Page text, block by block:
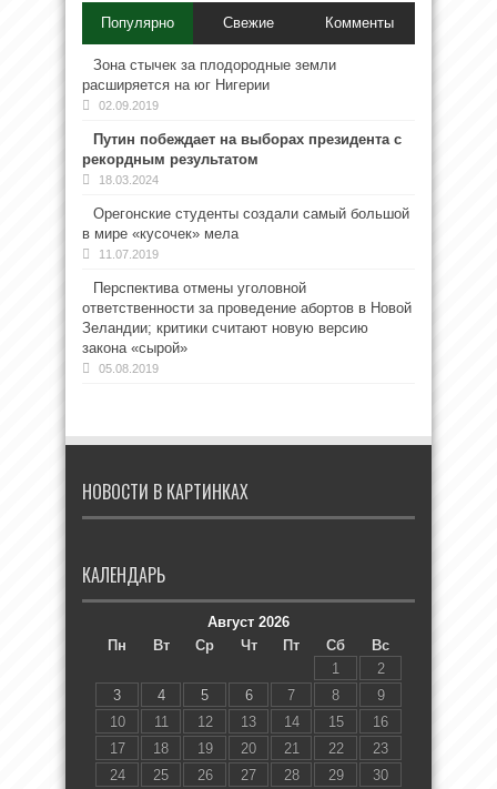
Популярно Свежие Комменты
Зона стычек за плодородные земли
расширяется на юг Нигерии
02.09.2019
Путин побеждает на выборах президента с
рекордным результатом
18.03.2024
Орегонские студенты создали самый большой
в мире «кусочек» мела
11.07.2019
Перспектива отмены уголовной
ответственности за проведение абортов в Новой
Зеландии; критики считают новую версию
закона «сырой»
05.08.2019
НОВОСТИ В КАРТИНКАХ
КАЛЕНДАРЬ
Август 2026
Пн
Вт Ср Чт Пт Сб
Вс
1
2
3
4 5 6 7 8
9
10
11 12 13 14 15
16
17
18 19 20 21 22
23
24
25 26 27 28 29 30